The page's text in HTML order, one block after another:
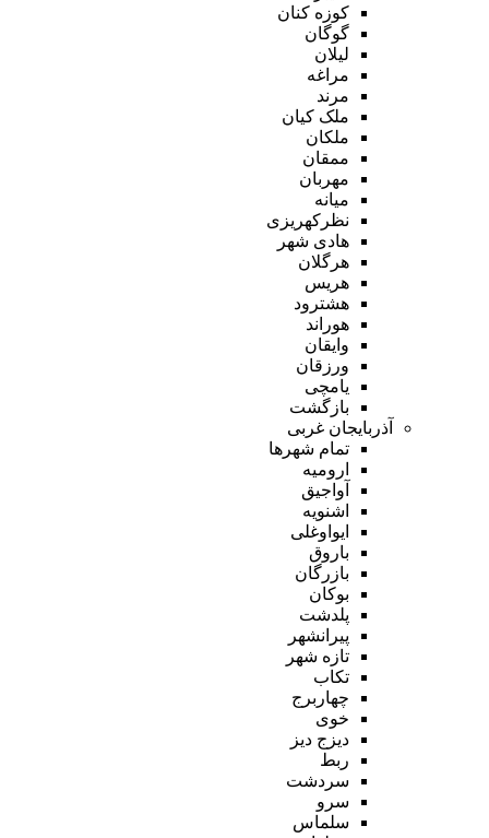
کوزه کنان
گوگان
لیلان
مراغه
مرند
ملک کیان
ملکان
ممقان
مهربان
میانه
نظرکهریزی
هادی شهر
هرگلان
هریس
هشترود
هوراند
وایقان
ورزقان
یامچی
بازگشت
آذربایجان غربی
تمام شهر‌ها
ارومیه
آواجیق
اشنویه
ایواوغلی
باروق
بازرگان
بوکان
پلدشت
پیرانشهر
تازه شهر
تکاب
چهاربرج
خوی
دیزج دیز
ربط
سردشت
سرو
سلماس